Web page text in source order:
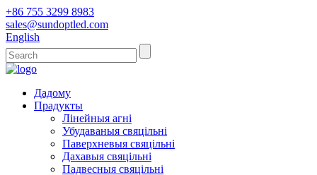
+86 755 3299 8983
sales@sundoptled.com
English
Дадому
Прадукты
Лінейныя агні
Убудаваныя свяцільні
Паверхневыя свяцільні
Дахавыя свяцільні
Падвесныя свяцільні